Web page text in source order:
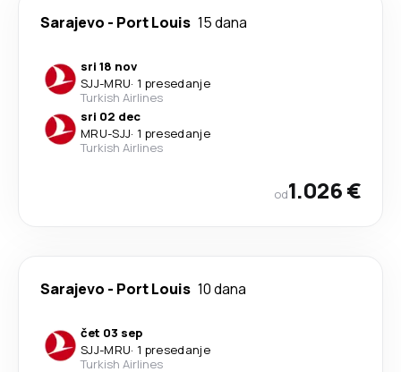
Sarajevo - Port Louis 15 dana
sri 18 nov
SJJ-MRU· 1 presedanje
Turkish Airlines
sri 02 dec
MRU-SJJ· 1 presedanje
Turkish Airlines
od1.026 €
Sarajevo - Port Louis 10 dana
čet 03 sep
SJJ-MRU· 1 presedanje
Turkish Airlines